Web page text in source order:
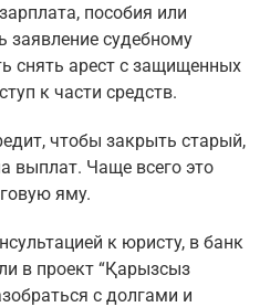
пособия или
судебному
снять арест с защищенных
к части средств.
чтобы закрыть старый,
выплат. Чаще всего это
яму.
к юристу, в банк
в проект “Қарызсыз
с долгами и